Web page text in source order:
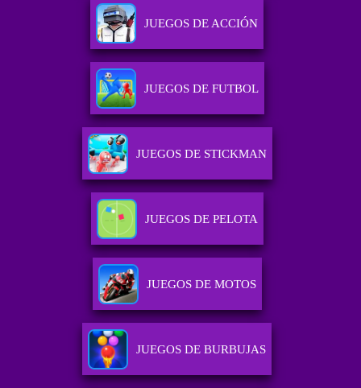
JUEGOS DE ACCIÓN
JUEGOS DE FUTBOL
JUEGOS DE STICKMAN
JUEGOS DE PELOTA
JUEGOS DE MOTOS
JUEGOS DE BURBUJAS